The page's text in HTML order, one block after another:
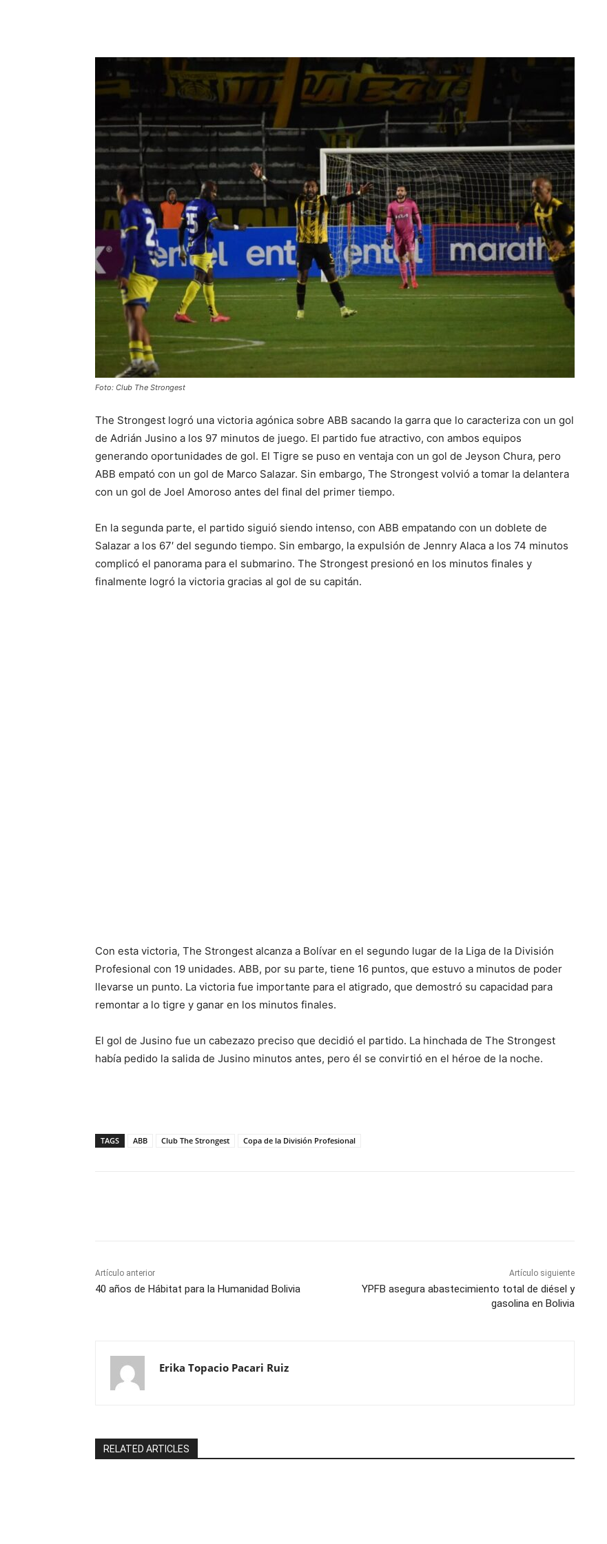
Foto: Club The Strongest
The Strongest logró una victoria agónica sobre ABB sacando la garra que lo caracteriza con un gol
de Adrián Jusino a los 97 minutos de juego. El partido fue atractivo, con ambos equipos
generando oportunidades de gol. El Tigre se puso en ventaja con un gol de Jeyson Chura, pero
ABB empató con un gol de Marco Salazar. Sin embargo, The Strongest volvió a tomar la delantera
con un gol de Joel Amoroso antes del final del primer tiempo.
En la segunda parte, el partido siguió siendo intenso, con ABB empatando con un doblete de
Salazar a los 67′ del segundo tiempo. Sin embargo, la expulsión de Jennry Alaca a los 74 minutos
complicó el panorama para el submarino. The Strongest presionó en los minutos finales y
finalmente logró la victoria gracias al gol de su capitán.
Con esta victoria, The Strongest alcanza a Bolívar en el segundo lugar de la Liga de la División
Profesional con 19 unidades. ABB, por su parte, tiene 16 puntos, que estuvo a minutos de poder
llevarse un punto. La victoria fue importante para el atigrado, que demostró su capacidad para
remontar a lo tigre y ganar en los minutos finales.
El gol de Jusino fue un cabezazo preciso que decidió el partido. La hinchada de The Strongest
había pedido la salida de Jusino minutos antes, pero él se convirtió en el héroe de la noche.
TAGS ABB Club The Strongest Copa de la División Profesional
Artículo anterior
40 años de Hábitat para la Humanidad Bolivia
Artículo siguiente
YPFB asegura abastecimiento total de diésel y
gasolina en Bolivia
Erika Topacio Pacari Ruiz
RELATED ARTICLES